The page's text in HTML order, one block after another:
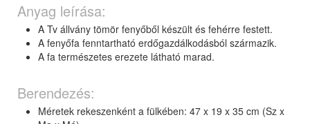
Anyag leírása:
A Tv állvány tömör fenyőből készült és fehérre festett.
A fenyőfa fenntartható erdőgazdálkodásból származik.
A fa természetes erezete látható marad.
Berendezés:
Méretek rekeszenként a fülkében: 47 x 19 x 35 cm (Sz x